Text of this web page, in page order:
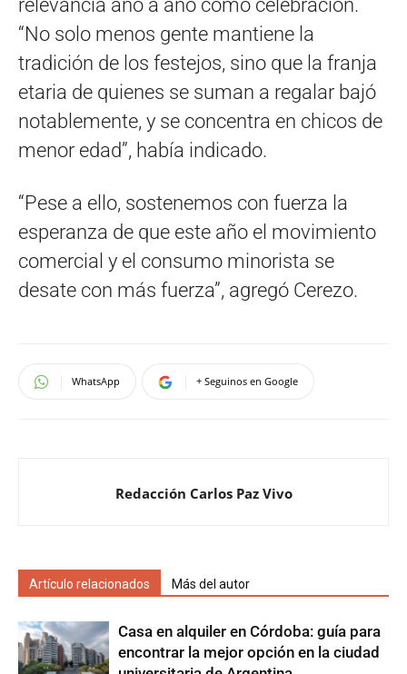
relevancia año a año como celebración.
“No solo menos gente mantiene la
tradición de los festejos, sino que la franja
etaria de quienes se suman a regalar bajó
notablemente, y se concentra en chicos de
menor edad”, había indicado.
“Pese a ello, sostenemos con fuerza la
esperanza de que este año el movimiento
comercial y el consumo minorista se
desate con más fuerza”, agregó Cerezo.
WhatsApp + Seguinos en Google
Redacción Carlos Paz Vivo
Artículo relacionados Más del autor
Casa en alquiler en Córdoba: guía para
encontrar la mejor opción en la ciudad